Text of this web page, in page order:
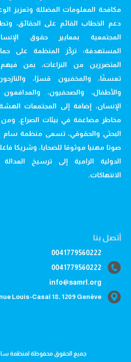
مكافحة المعلومات المضللة وتعزيز
دعم الخطاب القائم على الحقائق،
المجتمعية بمعايير حقوق
المستهدفة: تركّز المنظمة على
المتضررين من النزاعات، بمن
تعسفًا، والمخفيون قسرًا،
والأطفال، والصحفيون،
الإنسان، إضافة إلى المجتمعات
مخاطر مضاعفة في بيئات الصراع. ومن
البحثي والحقوقي، تسعى منظمة سام
صوتا مهنيا موثوقا للضحايا، وشريكا
الدولية الرامية إلى ترسيخ
الانتهاكات.
أتصل بنا
0041779560222
0041779560222
info@samrl.org
Louis-Casaï 18, 1209 Genève
جميع الحقوق محفوظة لمنظمة سام © 2023، تصميم